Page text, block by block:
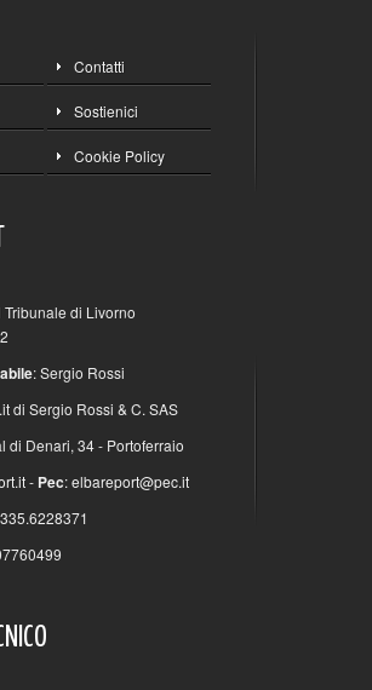
Contatti
Sostienici
Cookie Policy
di Livorno
: Sergio Rossi
di Sergio Rossi & C. SAS
di Denari, 34 - Portoferraio
- Pec:elbareport@pec.it